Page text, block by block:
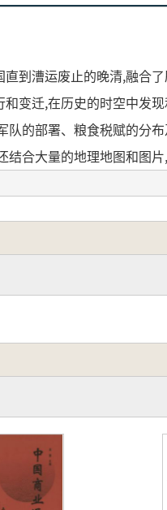
到漕运废止的晚清,融合
变迁,在历史的时空中发
队的部署、粮食税赋的分
结合大量的地理地图和图
・戦国時代から、漕運が
る重要な出来事を中心
図や写真資料を組み合わ
行の全体像、そして古